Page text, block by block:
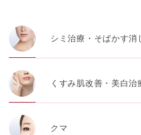
シミ治療・そばかす消
くすみ肌改善・美白治
クマ